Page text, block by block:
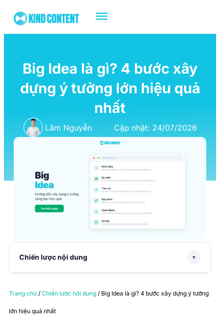
Big Idea là gì? 4 bước xây
dựng ý tưởng lớn hiệu quả
nhất
Lâm Nguyễn Cập nhật: 24/07/2026
Chiến lược nội dung ▼
Trang chủ / Chiến lược nội dung / Big Idea là gì? 4 bước xây dựng ý tưởng
lớn hiệu quả nhất